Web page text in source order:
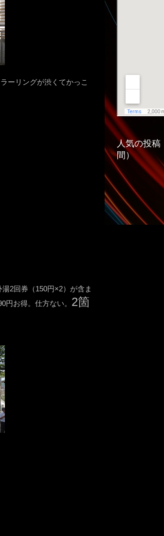
ーリングが渋くてかっこ
2回券（150円×2）が含ま
円お得。仕方ない。 2箇
人気の投稿
間）